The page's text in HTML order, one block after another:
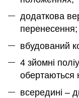
додаткова
перенесення;
вбудований
4 зйомні
обертаються
всередині –